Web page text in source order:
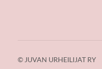
© JUVAN URHEILIJAT RY